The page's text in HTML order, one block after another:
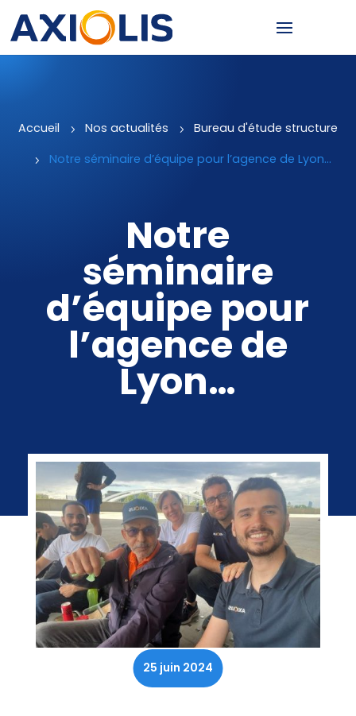
Accueil 5 Nos actualités 5 Bureau d'étude structure
5 Notre séminaire d’équipe pour l’agence de Lyon…
Notre
séminaire
d’équipe pour
l’agence de
Lyon…
25 juin 2024